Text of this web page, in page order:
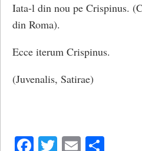
Iata-l din nou pe Crispinus.
din Roma).
Ecce iterum Crispinus.
(Juvenalis, Satirae)
Facebook
Twitter
Email